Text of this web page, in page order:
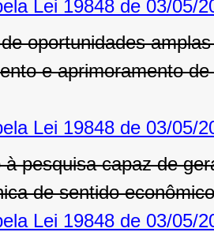
Lei 19848 de 03/05/
oportunidades
e aprimoramento
Lei 19848 de 03/05/
pesquisa capaz de
de sentido
Lei 19848 de 03/05/